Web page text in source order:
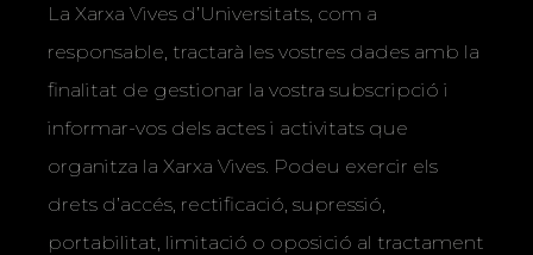
La Xarxa Vives d’Universitats, com a
responsable, tractarà les vostres dades amb la
finalitat de gestionar la vostra subscripció i
informar-vos dels actes i activitats que
organitza la Xarxa Vives. Podeu exercir els
drets d’accés, rectificació, supressió,
portabilitat, limitació o oposició al tractament